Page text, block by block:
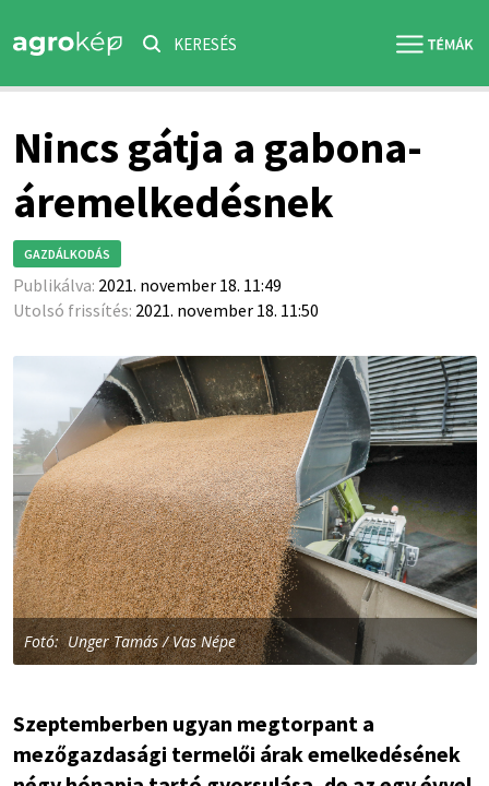
KERESÉS
Nincs gátja a gabona-
áremelkedésnek
GAZDÁLKODÁS
Publikálva: 2021. november 18. 11:49
Utolsó frissítés: 2021. november 18. 11:50
Fotó: Unger Tamás / Vas Népe
Szeptemberben ugyan megtorpant a
mezőgazdasági termelői árak emelkedésének